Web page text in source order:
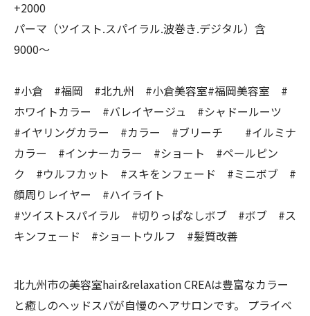
+2000
パーマ（ツイスト.スパイラル.波巻き.デジタル）含
9000〜
#小倉 #福岡 #北九州 #小倉美容室#福岡美容室 #
ホワイトカラー #バレイヤージュ #シャドールーツ
#イヤリングカラー #カラー #ブリーチ #イルミナ
カラー #インナーカラー #ショート #ペールピン
ク #ウルフカット #スキをンフェード #ミニボブ #
顔周りレイヤー #ハイライト
#ツイストスパイラル #切りっぱなしボブ #ボブ #ス
キンフェード #ショートウルフ #髪質改善
北九州市の美容室hair&relaxation CREAは豊富なカラー
と癒しのヘッドスパが自慢のヘアサロンです。 プライベ